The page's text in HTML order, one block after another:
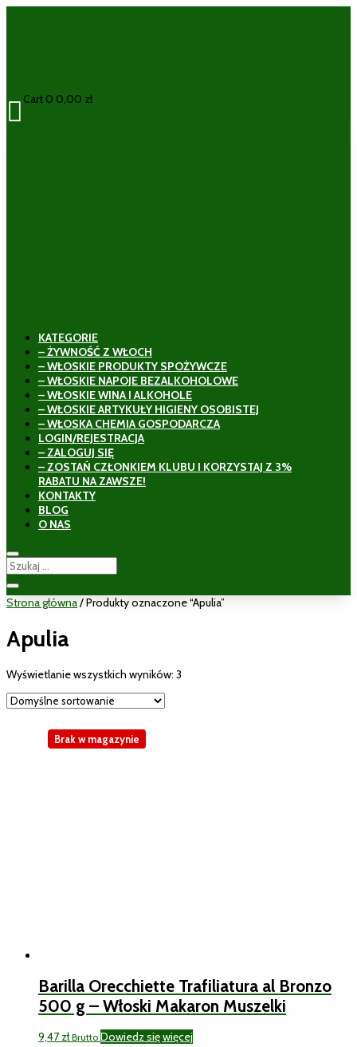
 Cart 0 0,00 zł
KATEGORIE
– ŻYWNOŚĆ Z WŁOCH
– WŁOSKIE PRODUKTY SPOŻYWCZE
– WŁOSKIE NAPOJE BEZALKOHOLOWE
– WŁOSKIE WINA I ALKOHOLE
– WŁOSKIE ARTYKUŁY HIGIENY OSOBISTEJ
– WŁOSKA CHEMIA GOSPODARCZA
LOGIN/REJESTRACJA
– ZALOGUJ SIĘ
– ZOSTAŃ CZŁONKIEM KLUBU I KORZYSTAJ Z 3%
RABATU NA ZAWSZE!
KONTAKTY
BLOG
O NAS
Strona główna/ Produkty oznaczone “Apulia”
Apulia
Wyświetlanie wszystkich wyników: 3
Barilla Orecchiette Trafiliatura al Bronzo
500 g – Włoski Makaron Muszelki
9,47zł Brutto Dowiedz się więcej
Brak w magazynie